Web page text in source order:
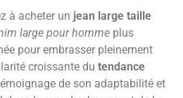
à acheter un jean large taille
large pour homme plus
pour embrasser pleinement
croissante du tendance
de son adaptabilité et